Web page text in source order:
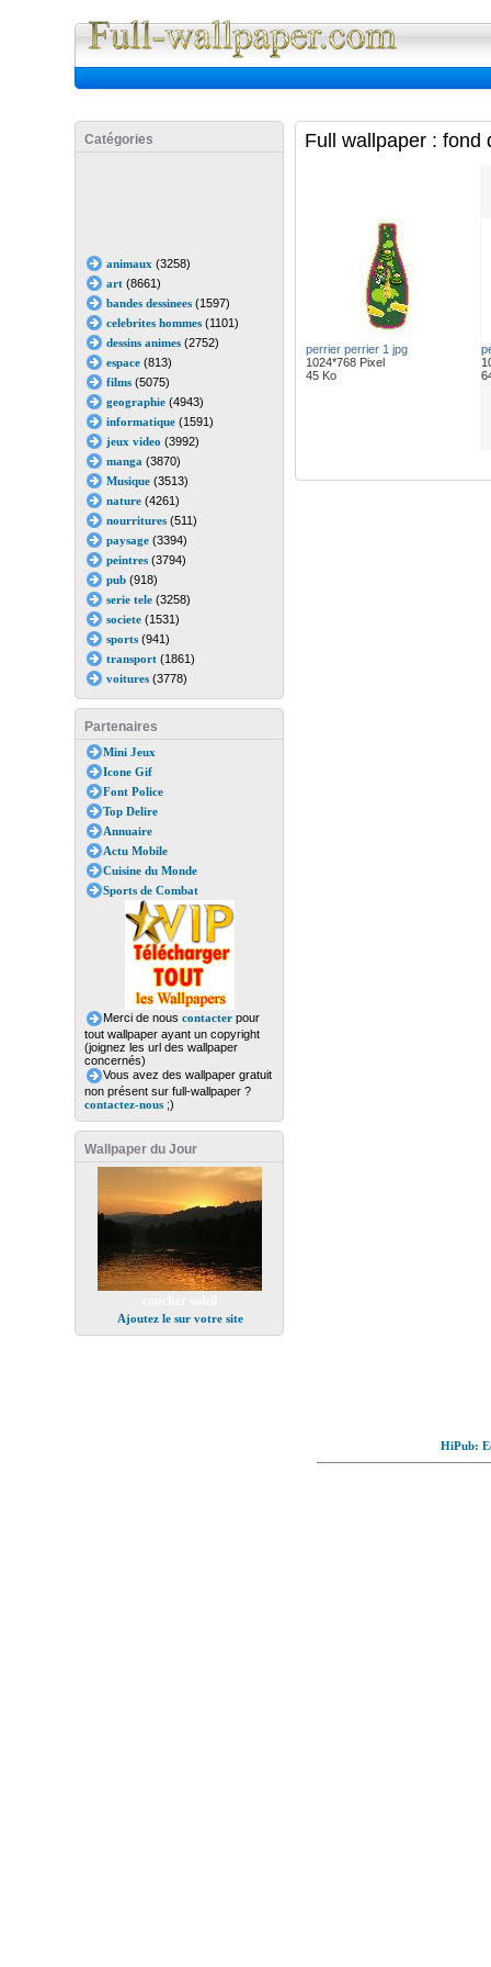
Catégories
animaux (3258)
art(8661)
bandes dessinees(1597)
celebrites hommes(1101)
dessins animes(2752)
espace(813)
films(5075)
geographie(4943)
informatique(1591)
jeux video (3992)
manga (3870)
Musique(3513)
nature(4261)
nourritures(511)
paysage(3394)
peintres(3794)
pub(918)
serie tele(3258)
societe(1531)
sports(941)
transport(1861)
voitures(3778)
Partenaires
Mini Jeux
Icone Gif
Font Police
Top Delire
Annuaire
Actu Mobile
Cuisine du Monde
Sports de Combat
Merci de nous contacterpour
tout wallpaper ayant un copyright
(joignez les url des wallpaper
concernés)
Vous avez des wallpaper gratuit
non présent sur full-wallpaper ?
contactez-nous;)
Wallpaper du Jour
Ajoutez le sur votre site
Full wallpaper : fond
perrier perrier 1 jpg
1024*768 Pixel
45 Ko
HiPub: